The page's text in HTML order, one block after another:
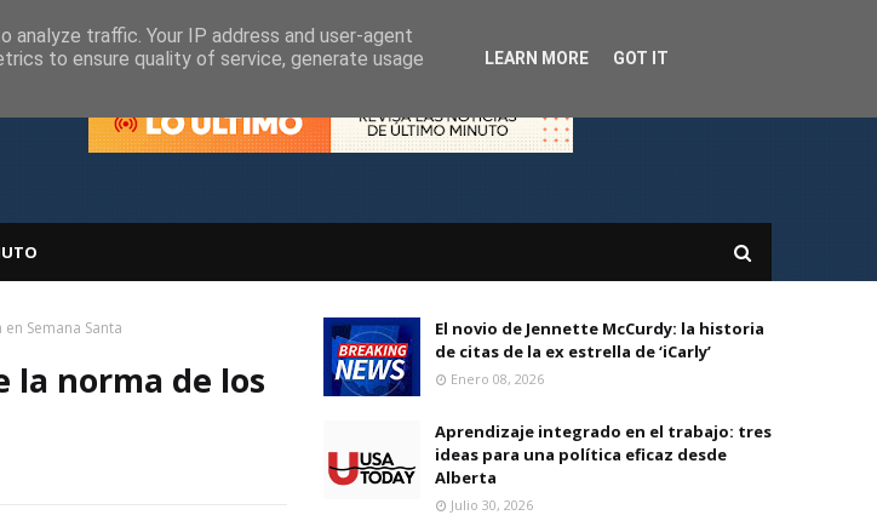
Semana Santa
la norma de los
El novio de Jennette McCurdy: la historia
de citas de la ex estrella de ‘iCarly’
Enero 08, 2026
Aprendizaje integrado en el trabajo: tres
ideas para una política eficaz desde
Alberta
Julio 30, 2026
traffic. Your IP address and user-agent
to ensure quality of service, generate usage
LEARN MORE GOT IT